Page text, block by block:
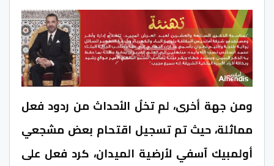
ومن جهة أخرى، لم تخلُ الأحداث من ردود فعل
مماثلة، حيث تم تسجيل اقتحام بعض مشجعي
أولمبيك آسفي لأرضية الميدان، كرد فعل على